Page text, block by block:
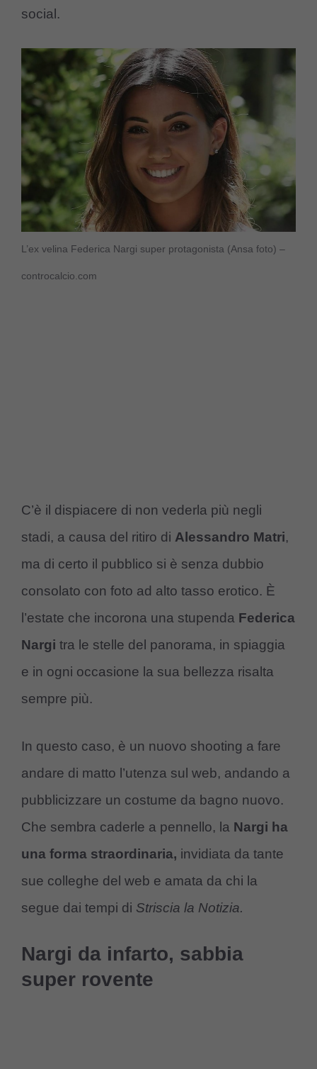
social.
L’ex velina Federica Nargi super protagonista (Ansa foto) –
controcalcio.com
C’è il dispiacere di non vederla più negli
stadi, a causa del ritiro di Alessandro Matri,
ma di certo il pubblico si è senza dubbio
consolato con foto ad alto tasso erotico. È
l’estate che incorona una stupenda Federica
Nargi tra le stelle del panorama, in spiaggia
e in ogni occasione la sua bellezza risalta
sempre più.
In questo caso, è un nuovo shooting a fare
andare di matto l’utenza sul web, andando a
pubblicizzare un costume da bagno nuovo.
Che sembra caderle a pennello, la Nargi ha
una forma straordinaria, invidiata da tante
sue colleghe del web e amata da chi la
segue dai tempi di Striscia la Notizia.
Nargi da infarto, sabbia
super rovente